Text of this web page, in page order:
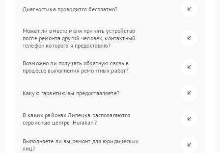
Диагностика проводится бесплатно?
Может ли вместо меня принять устройство
после ремонта другой человек, контактный
телефон которого я предоставлю?
Возможно ли получать обратную связь в
процессе выполнения ремонтных работ?
Какую гарантию вы предоставляете?
В каких районах Липецка располагаются
сервисные центры Hurakan?
Выполняете ли вы ремонт для юридических
лиц?